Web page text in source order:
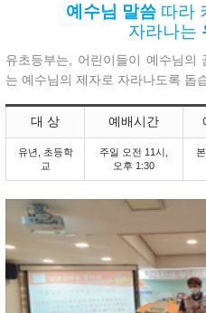
예수님 말씀 따라
자라나는
유초등부는, 어린이들이 예수님의
는 예수님의 제자로 자라나도록 돕
대 상 예배시간
유년, 초등학
교
주일 오전 11시,
오후 1:30